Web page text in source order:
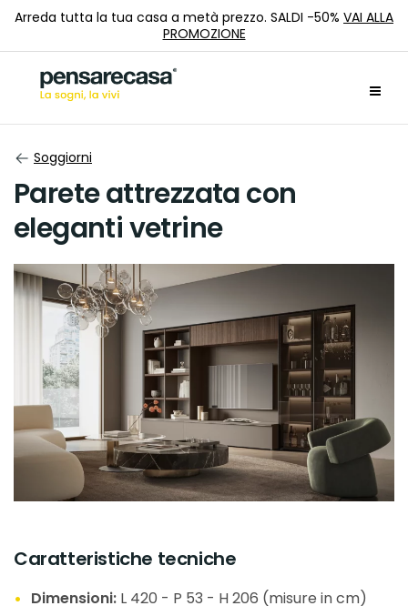
Arreda tutta la tua casa a metà prezzo. SALDI -50% VAI ALLA
PROMOZIONE
Soggiorni
Parete attrezzata con
eleganti vetrine
Caratteristiche tecniche
Dimensioni: L 420 - P 53 - H 206 (misure in cm)